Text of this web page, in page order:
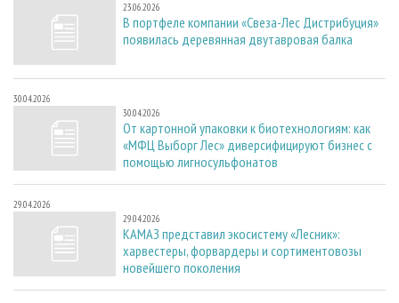
23.06.2026
В портфеле компании «Свеза-Лес Дистрибуция»
появилась деревянная двутавровая балка
30.04.2026
30.04.2026
От картонной упаковки к биотехнологиям: как
«МФЦ Выборг Лес» диверсифицируют бизнес с
помощью лигносульфонатов
29.04.2026
29.04.2026
КАМАЗ представил экосистему «Лесник»:
харвестеры, форвардеры и сортиментовозы
новейшего поколения